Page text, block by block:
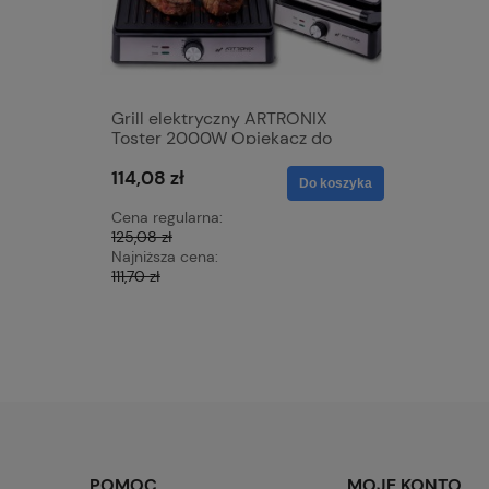
Grill elektryczny ARTRONIX
Toster 2000W Opiekacz do
XXL
114,08 zł
Cena regularna:
125,08 zł
Najniższa cena:
111,70 zł
Do koszyka